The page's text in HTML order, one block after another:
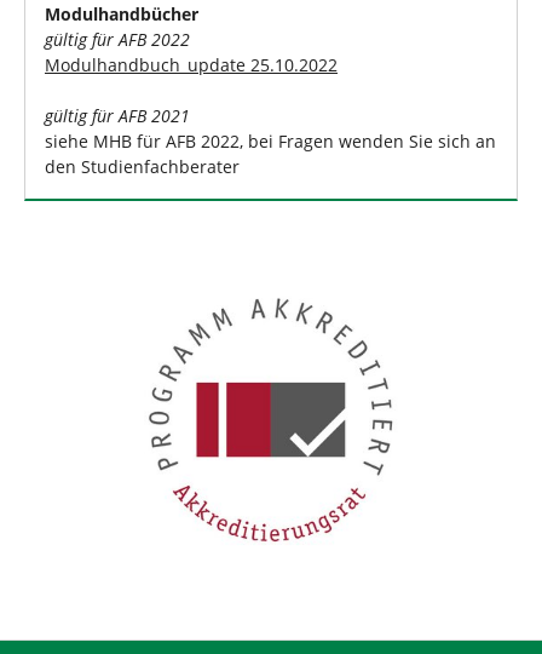
Modulhandbücher
gültig für AFB 2022
Modulhandbuch_update 25.10.2022
gültig für AFB 2021
siehe MHB für AFB 2022, bei Fragen wenden Sie sich an
den Studienfachberater